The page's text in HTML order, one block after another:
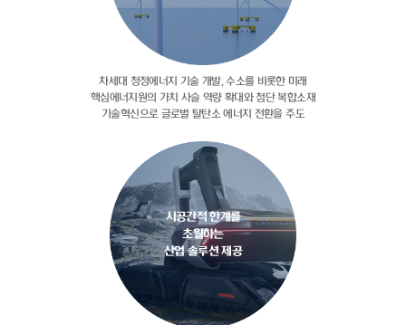
차세대 청정에너지 기술 개발, 수소를 비롯한 미래
핵심에너지원의 가치 사슬 역량 확대와 첨단 복합소재
기술혁신으로 글로벌 탈탄소 에너지 전환을 주도
시공간적 한계를
초월하는
산업 솔루션 제공